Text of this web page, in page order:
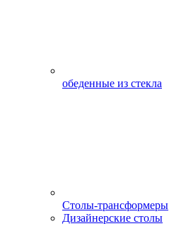
обеденные из стекла
Столы-трансформеры
Дизайнерские столы